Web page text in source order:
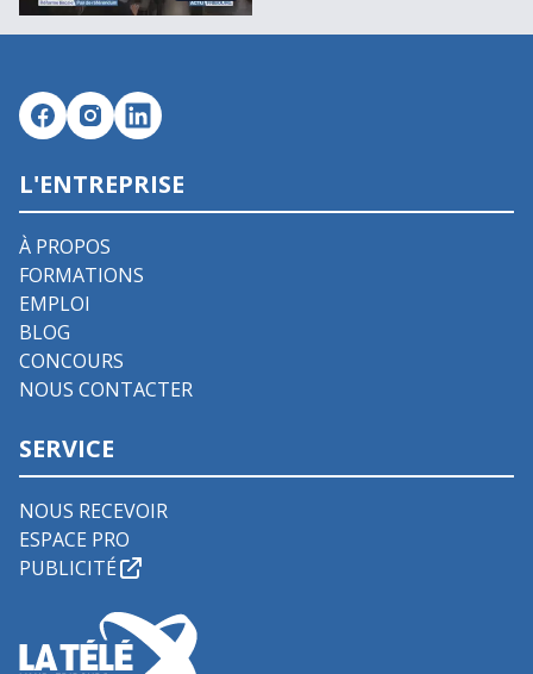
L'ENTREPRISE
À PROPOS
FORMATIONS
EMPLOI
BLOG
CONCOURS
NOUS CONTACTER
SERVICE
NOUS RECEVOIR
ESPACE PRO
PUBLICITÉ